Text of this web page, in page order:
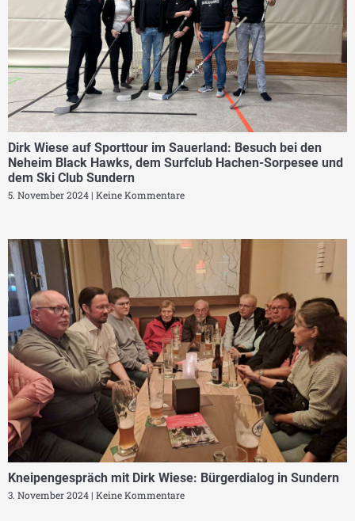
Dirk Wiese auf Sporttour im Sauerland: Besuch bei den
Neheim Black Hawks, dem Surfclub Hachen-Sorpesee und
dem Ski Club Sundern
5. November 2024 Keine Kommentare
Kneipengespräch mit Dirk Wiese: Bürgerdialog in Sundern
3. November 2024 Keine Kommentare